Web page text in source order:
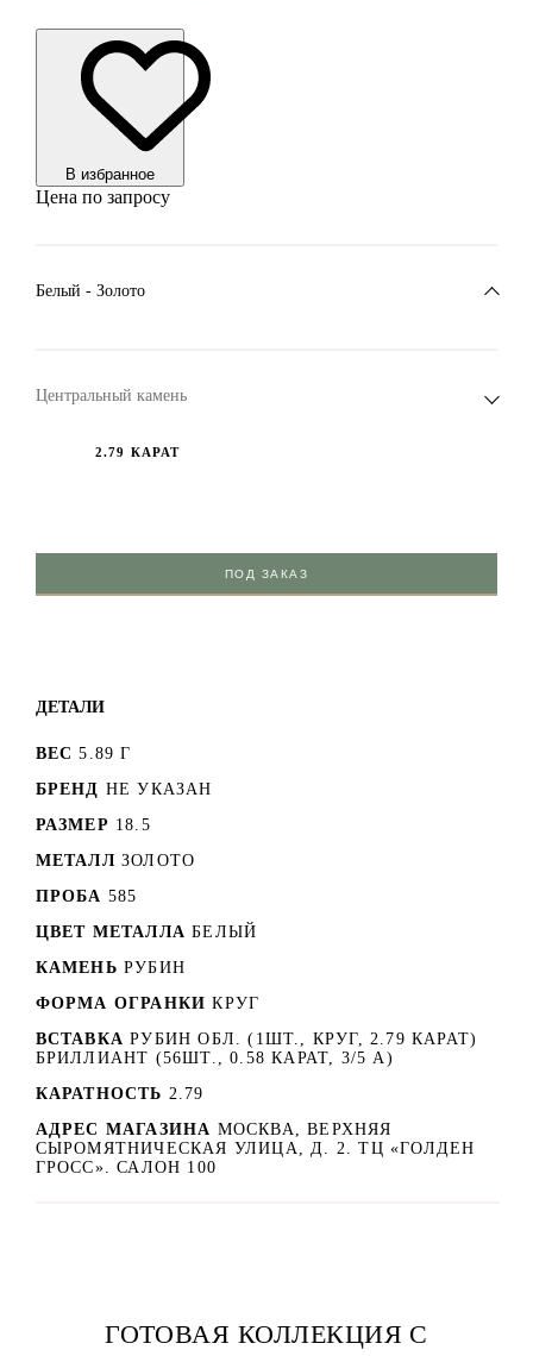
В избранноe
Цена по запросу
Белый - Золото
Центральный камень
2.79 КАРАТ
ПОД ЗАКАЗ
ДЕТАЛИ
ВЕС 5.89 Г
БРЕНД НЕ УКАЗАН
РАЗМЕР 18.5
МЕТАЛЛ ЗОЛОТО
ПРОБА 585
ЦВЕТ МЕТАЛЛА БЕЛЫЙ
КАМЕНЬ РУБИН
ФОРМА ОГРАНКИ КРУГ
ВСТАВКА РУБИН ОБЛ. (1ШТ., КРУГ, 2.79 КАРАТ)
БРИЛЛИАНТ (56ШТ., 0.58 КАРАТ, 3/5 А)
КАРАТНОСТЬ 2.79
АДРЕС МАГАЗИНА МОСКВА, ВЕРХНЯЯ
СЫРОМЯТНИЧЕСКАЯ УЛИЦА, Д. 2. ТЦ «ГОЛДЕН
ГРОСС». САЛОН 100
ГОТОВАЯ КОЛЛЕКЦИЯ С